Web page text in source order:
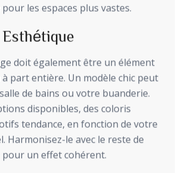
les espaces plus vastes.
doit également être un élément
à part entière. Un modèle chic peut
de bains ou votre buanderie.
disponibles, des coloris
tendance, en fonction de votre
Harmonisez-le avec le reste de
un effet cohérent.